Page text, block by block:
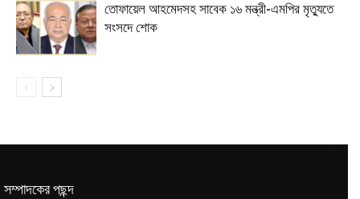
তোফায়েল আহমেদসহ সাবেক ১৬ মন্ত্রী-এমপির মৃত্যুতে
সংসদে শোক
সম্পাদকের পছন্দ